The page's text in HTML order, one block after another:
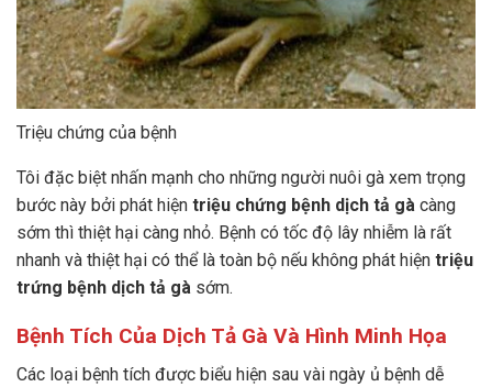
Triệu chứng của bệnh
Tôi đặc biệt nhấn mạnh cho những người nuôi gà xem trọng
bước này bởi phát hiện triệu chứng bệnh dịch tả gà càng
sớm thì thiệt hại càng nhỏ. Bệnh có tốc độ lây nhiễm là rất
nhanh và thiệt hại có thể là toàn bộ nếu không phát hiện triệu
trứng bệnh dịch tả gà sớm.
Bệnh Tích Của Dịch Tả Gà Và Hình Minh Họa
Các loại bệnh tích được biểu hiện sau vài ngày ủ bệnh dễ